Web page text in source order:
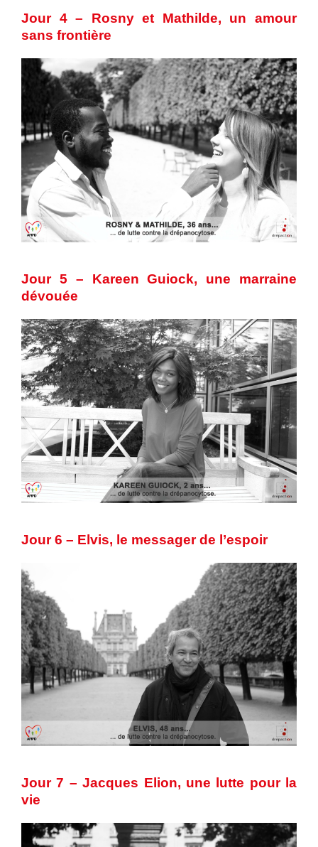
Jour 4 – Rosny et Mathilde, un amour
sans frontière
Jour 5 – Kareen Guiock, une marraine
dévouée
Jour 6 – Elvis, le messager de l’espoir
Jour 7 – Jacques Elion, une lutte pour la
vie